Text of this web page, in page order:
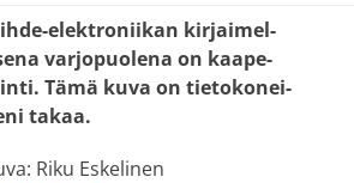
elektroniikan kirjaimel-
varjopuolena on kaape-
Tämä kuva on tietokonei-
takaa.
Riku Eskelinen